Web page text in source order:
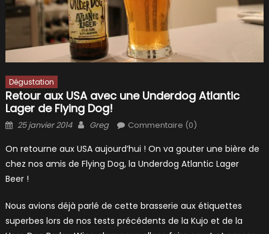
Dégustation
Retour aux USA avec une Underdog Atlantic
Lager de Flying Dog!
Posted
25 janvier 2014 Author
Greg Commentaire (0)
On retourne aux USA aujourd’hui ! On va gouter une bière de
chez nos amis de Flying Dog, la Underdog Atlantic Lager
Beer !
Nous avions déjà parlé de cette brasserie aux étiquettes
superbes lors de nos tests précédents de la Kujo et de la